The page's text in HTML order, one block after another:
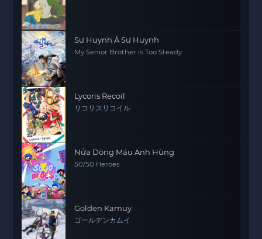
Sư Huynh À Sư Huynh
My Senior Brother is Too Steady
Lycoris Recoil
リコリスリコイル
Nửa Dòng Máu Anh Hùng
50/50 Heroes
Golden Kamuy
ゴールデンカムイ